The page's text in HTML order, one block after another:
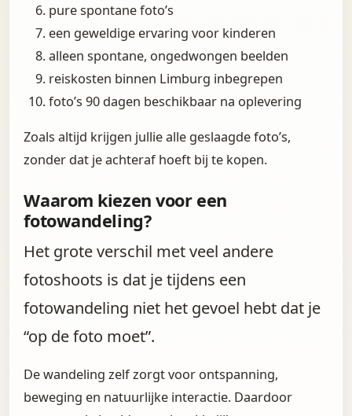
pure spontane foto’s
een geweldige ervaring voor kinderen
alleen spontane, ongedwongen beelden
reiskosten binnen Limburg inbegrepen
foto’s 90 dagen beschikbaar na oplevering
Zoals altijd krijgen jullie alle geslaagde foto’s,
zonder dat je achteraf hoeft bij te kopen.
Waarom kiezen voor een
fotowandeling?
Het grote verschil met veel andere
fotoshoots is dat je tijdens een
fotowandeling niet het gevoel hebt dat je
“op de foto moet”.
De wandeling zelf zorgt voor ontspanning,
beweging en natuurlijke interactie. Daardoor